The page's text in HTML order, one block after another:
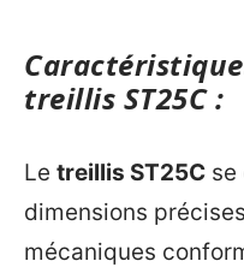
treillis ST25C :
Le treillis ST25C se
dimensions
mécaniques